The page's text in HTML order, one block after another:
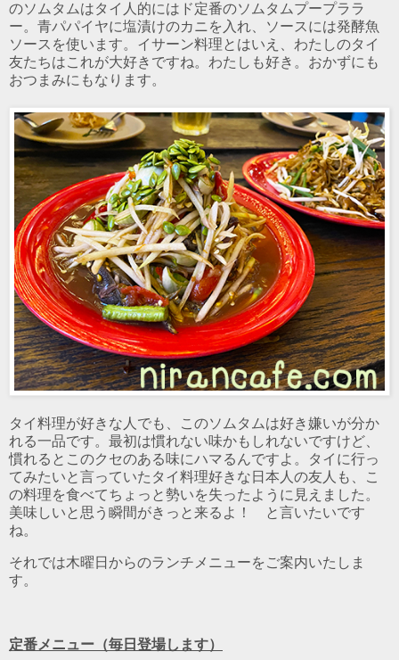
のソムタムはタイ人的にはド定番のソムタムプープララ
ー。青パパイヤに塩漬けのカニを入れ、ソースには発酵魚
ソースを使います。イサーン料理とはいえ、わたしのタイ
友たちはこれが大好きですね。わたしも好き。おかずにも
おつまみにもなります。
タイ料理が好きな人でも、このソムタムは好き嫌いが分か
れる一品です。最初は慣れない味かもしれないですけど、
慣れるとこのクセのある味にハマるんですよ。タイに行っ
てみたいと言っていたタイ料理好きな日本人の友人も、こ
の料理を食べてちょっと勢いを失ったように見えました。
美味しいと思う瞬間がきっと来るよ！ と言いたいです
ね。
それでは木曜日からのランチメニューをご案内いたしま
す。
定番メニュー（毎日登場します）